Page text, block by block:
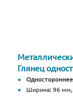
Глянец
Ширина: 96 мм,